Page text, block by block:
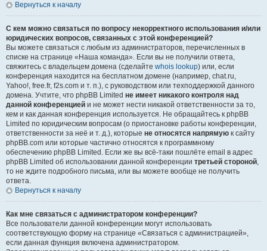
Вернуться к началу
С кем можно связаться по вопросу некорректного использования и/или
юридических вопросов, связанных с этой конференцией?
Вы можете связаться с любым из администраторов, перечисленных в
списке на странице «Наша команда». Если вы не получили ответа,
свяжитесь с владельцем домена (сделайте whois lookup) или, если
конференция находится на бесплатном домене (например, chat.ru,
Yahoo!, free.fr, f2s.com и т. п.), с руководством или техподдержкой данного
домена. Учтите, что phpBB Limited не имеет никакого контроля над
данной конференцией и не может нести никакой ответственности за то,
кем и как данная конференция используется. Не обращайтесь к phpBB
Limited по юридическим вопросам (о приостановке работы конференции,
ответственности за неё и т. д.), которые не относятся напрямую к сайту
phpBB.com или которые частично относятся к программному
обеспечению phpBB Limited. Если же вы всё-таки пошлёте email в адрес
phpBB Limited об использовании данной конференции третьей стороной,
то не ждите подробного письма, или вы можете вообще не получить
ответа.
Вернуться к началу
Как мне связаться с администратором конференции?
Все пользователи данной конференции могут использовать
соответствующую форму на странице «Связаться с администрацией»,
если данная функция включена администратором.